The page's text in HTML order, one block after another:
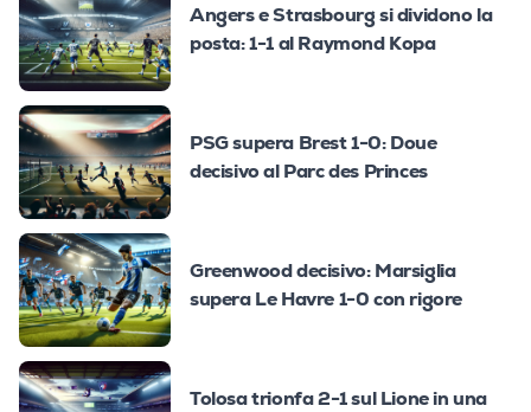
Angers e Strasbourg si dividono la
posta: 1-1 al Raymond Kopa
PSG supera Brest 1-0: Doue
decisivo al Parc des Princes
Greenwood decisivo: Marsiglia
supera Le Havre 1-0 con rigore
Tolosa trionfa 2-1 sul Lione in una